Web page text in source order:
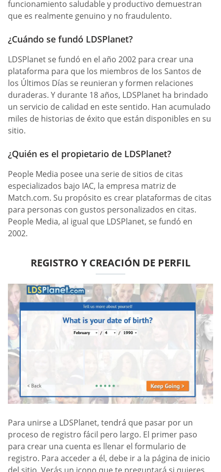
funcionamiento saludable y productivo demuestran
que es realmente genuino y no fraudulento.
¿Cuándo se fundó LDSPlanet?
LDSPlanet se fundó en el año 2002 para crear una
plataforma para que los miembros de los Santos de
los Últimos Días se reunieran y formen relaciones
duraderas. Y durante 18 años, LDSPlanet ha brindado
un servicio de calidad en este sentido. Han acumulado
miles de historias de éxito que están disponibles en su
sitio.
¿Quién es el propietario de LDSPlanet?
People Media posee una serie de sitios de citas
especializados bajo IAC, la empresa matriz de
Match.com. Su propósito es crear plataformas de citas
para personas con gustos personalizados en citas.
People Media, al igual que LDSPlanet, se fundó en
2002.
REGISTRO Y CREACIÓN DE PERFIL
Para unirse a LDSPlanet, tendrá que pasar por un
proceso de registro fácil pero largo. El primer paso
para crear una cuenta es llenar el formulario de
registro. Para acceder a él, debe ir a la página de inicio